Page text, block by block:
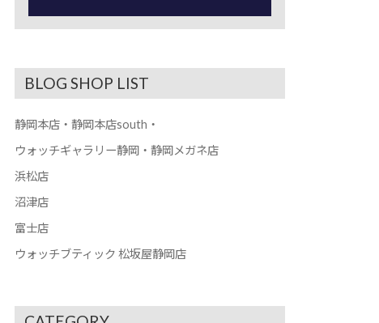
BLOG SHOP LIST
静岡本店・静岡本店south・
ウォッチギャラリー静岡・静岡メガネ店
浜松店
沼津店
富士店
ウォッチブティック 松坂屋静岡店